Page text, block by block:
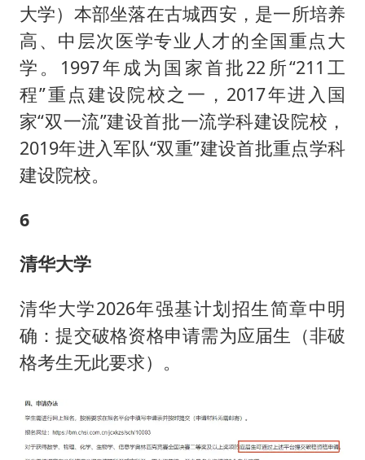
大学）本部坐落在古城西安，是一所培养
高、中层次医学专业人才的全国重点大
学。1997年成为国家首批22所“211工
程”重点建设院校之一，2017年进入国
家“双一流”建设首批一流学科建设院校，
2019年进入军队“双重”建设首批重点学科
建设院校。
6
清华大学
清华大学2026年强基计划招生简章中明
确：提交破格资格申请需为应届生（非破
格考生无此要求）。